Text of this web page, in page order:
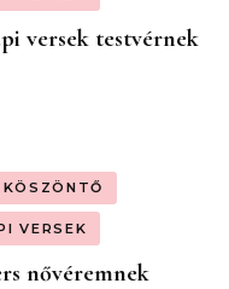
versek testvérnek
VERSEK
nővéremnek